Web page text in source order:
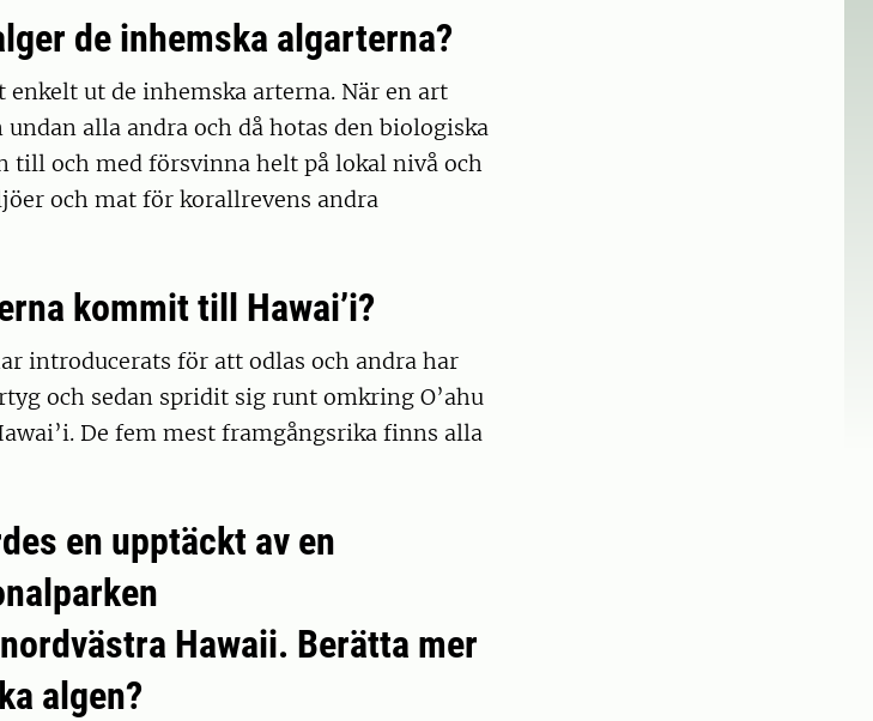
de inhemska algarterna?
ut de inhemska arterna. När en art
alla andra och då hotas den biologiska
till och med försvinna helt på lokal nivå och
och mat för korallrevens andra
kommit till Hawai’i?
introducerats för att odlas och andra har
och sedan spridit sig runt omkring O’ahu
De fem mest framgångsrika finns alla
en upptäckt av en
Hawaii. Berätta mer
algen?